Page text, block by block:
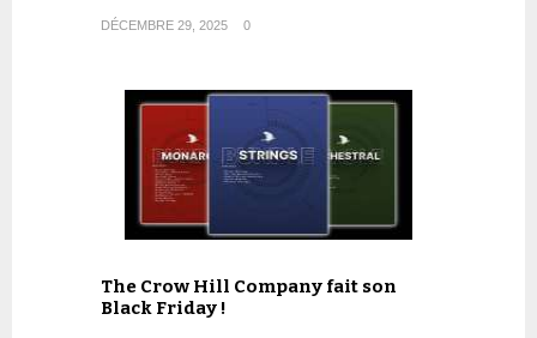
DÉCEMBRE 29, 2025 0
The Crow Hill Company fait son
Black Friday !